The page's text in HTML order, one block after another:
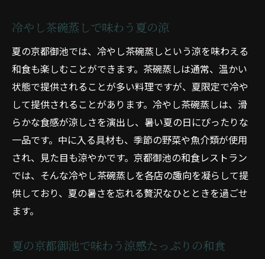
冷やし茶碗蒸しで味わう夏の涼
夏の京都御池では、冷やし茶碗蒸しという涼を味わえる
和食も楽しむことができます。茶碗蒸しは通常、温かい
状態で提供されることが多い料理ですが、夏限定で冷や
して提供されることがあります。冷やし茶碗蒸しは、滑
らかな食感が涼しさを演出し、暑い夏の日にぴったりな
一品です。中に入る具材も、季節の野菜や魚介類が使用
され、見た目も涼やかです。京都御池の和食レストラン
では、そんな冷やし茶碗蒸しを各店の趣向を凝らして提
供しており、夏の暑さを忘れる贅沢なひとときを過ごせ
ます。
夏の京都御池で味わう涼感たっぷりの和食